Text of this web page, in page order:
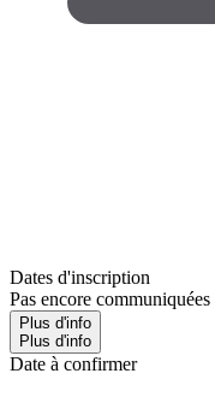
Dates d'inscription
Pas encore communiquées
Plus d'info
Plus d'info
Date à confirmer